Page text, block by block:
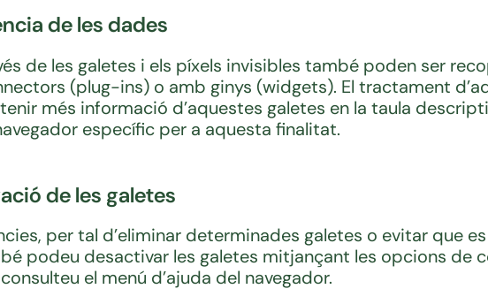
de les dades
de les galetes i els píxels invisibles també poden ser
(plug-ins) o amb ginys (widgets). El tractament
més informació d’aquestes galetes en la taula
específic per a aquesta finalitat.
de les galetes
per tal d’eliminar determinades galetes o evitar que
podeu desactivar les galetes mitjançant les opcions
el menú d’ajuda del navegador.